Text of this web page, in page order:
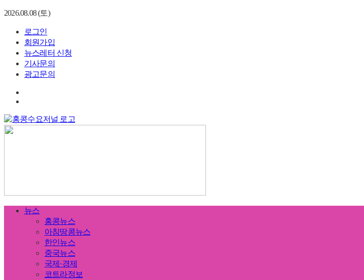
2026.08.08 (토)
로그인
회원가입
뉴스레터 신청
기사문의
광고문의
뉴스
홍콩뉴스
아침땅콩뉴스
한인뉴스
중국뉴스
국제·경제
코트라정보